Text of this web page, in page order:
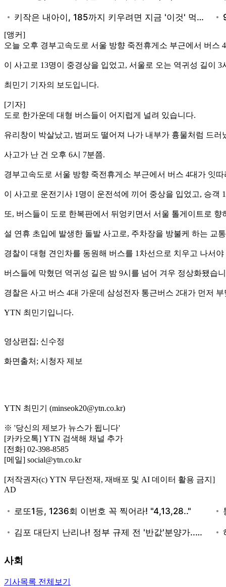
[앵커]
오늘 오후 경부고속도로 서울 방향 죽전휴게소 부근에서 버스
이 사고로 13명이 중경상을 입었고, 서울로 오는 역귀성 길이
최민기 기자의 보도입니다.
[기자]
도로 한가운데 대형 버스들이 어지럽게 널려 있습니다.
유리창이 박살났고, 범퍼도 떨어져 나가 내부가 흉물처럼 드러
사고가 난 건 오후 6시 7분쯤.
경부고속도로 서울 방향 죽전휴게소 부근에서 버스 4대가 잇
이 사고로 운전기사 1명이 운전석에 끼어 중상을 입었고, 승객
또, 버스들이 도로 한복판에서 뒤엉키면서 서울 톨게이트로
설 연휴 초입에 발생한 돌발 사고로, 주차장을 방불케 하는 교
경찰이 대형 견인차를 동원해 버스를 1차선으로 치우고 나서
버스들에 막혔던 역귀성 길은 밤 9시를 넘어 겨우 정상화됐습
경찰은 사고 버스 4대 가운데 삼성전자 통근버스 2대가 먼저
YTN 최민기입니다.
영상편집; 신수정
화면출처; 시청자 제보
YTN 최민기 (minseok20@ytn.co.kr)
※ '당신의 제보가 뉴스가 됩니다'
[카카오톡] YTN 검색해 채널 추가
[전화] 02-398-8585
[메일] social@ytn.co.kr
[저작권자(c) YTN 무단전재, 재배포 및 AI 데이터 활용 금지]
AD
사회
기사목록 전체보기